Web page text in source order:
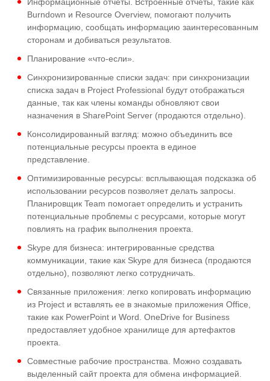
Burndown и Resource Overview, помогают получить
информацию, сообщать информацию заинтересованным
сторонам и добиваться результатов.
Планирование «что-если».
Синхронизированные списки задач: при синхронизации
списка задач в Project Professional будут отображаться
данные, так как члены команды обновляют свои
назначения в SharePoint Server (продаются отдельно).
Консолидированный взгляд: можно объединить все
потенциальные ресурсы проекта в единое
представление.
Оптимизированные ресурсы: всплывающая подсказка об
использовании ресурсов позволяет делать запросы.
Планировщик Team помогает определить и устранить
потенциальные проблемы с ресурсами, которые могут
повлиять на график выполнения проекта.
Skype для бизнеса: интегрированные средства
коммуникации, такие как Skype для бизнеса (продаются
отдельно), позволяют легко сотрудничать.
Связанные приложения: легко копировать информацию
из Project и вставлять ее в знакомые приложения Office,
такие как PowerPoint и Word. OneDrive for Business
предоставляет удобное хранилище для артефактов
проекта.
Совместные рабочие пространства. Можно создавать
выделенный сайт проекта для обмена информацией.